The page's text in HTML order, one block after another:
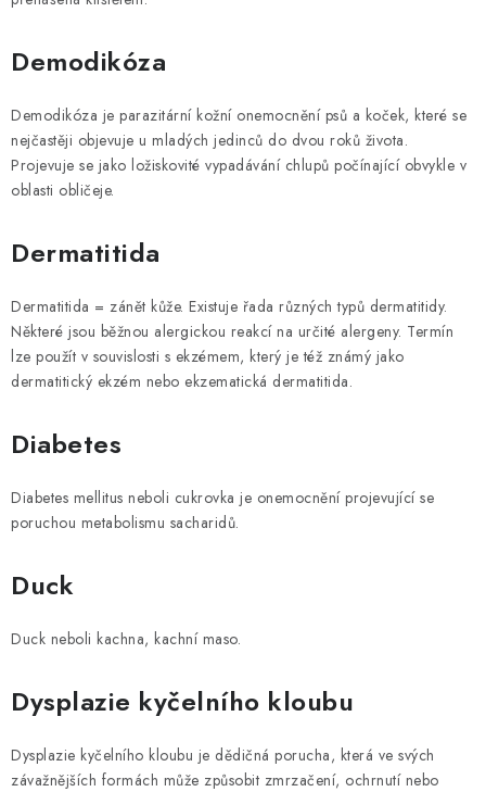
Demodikóza
Demodikóza je parazitární kožní onemocnění psů a koček, které se
nejčastěji objevuje u mladých jedinců do dvou roků života.
Projevuje se jako ložiskovité vypadávání chlupů počínající obvykle v
oblasti obličeje.
Dermatitida
Dermatitida = zánět kůže. Existuje řada různých typů dermatitidy.
Některé jsou běžnou alergickou reakcí na určité alergeny. Termín
lze použít v souvislosti s ekzémem, který je též známý jako
dermatitický ekzém nebo ekzematická dermatitida.
Diabetes
Diabetes mellitus neboli cukrovka je onemocnění projevující se
poruchou metabolismu sacharidů.
Duck
Duck neboli kachna, kachní maso.
Dysplazie kyčelního kloubu
Dysplazie kyčelního kloubu je dědičná porucha, která ve svých
závažnějších formách může způsobit zmrzačení, ochrnutí nebo